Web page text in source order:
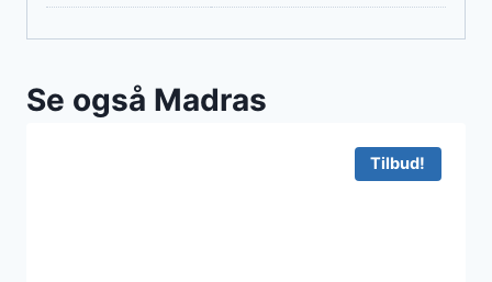
Se også Madras
Tilbud!